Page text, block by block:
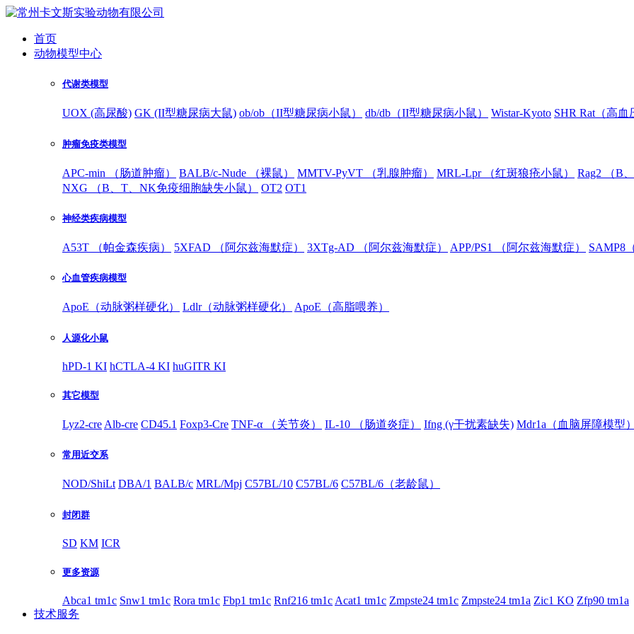
首页
动物模型中心
代谢类模型
UOX (高尿酸) GK (II型糖尿病大鼠) ob/ob（II型糖尿病小鼠） db/db（II型糖尿病小鼠） Wistar-Kyoto SHR Rat（高血
肿瘤免疫类模型
APC-min （肠道肿瘤） BALB/c-Nude （裸鼠） MMTV-PyVT （乳腺肿瘤） MRL-Lpr （红斑狼疮小鼠） Rag2 （B
NXG （B、T、NK免疫细胞缺失小鼠）
OT2 OT1
神经类疾病模型
A53T （帕金森疾病） 5XFAD （阿尔兹海默症） 3XTg-AD （阿尔兹海默症） APP/PS1 （阿尔兹海默症） SAMP8
心血管疾病模型
ApoE（动脉粥样硬化） Ldlr（动脉粥样硬化） ApoE（高脂喂养）
人源化小鼠
hPD-1 KI hCTLA-4 KI huGITR KI
其它模型
Lyz2-cre Alb-cre CD45.1 Foxp3-Cre TNF-α （关节炎） IL-10 （肠道炎症） Ifng (γ干扰素缺失) Mdr1a（血脑屏障模型）
常用近交系
NOD/ShiLt DBA/1 BALB/c MRL/Mpj C57BL/10 C57BL/6 C57BL/6（老龄鼠）
封闭群
SD KM ICR
更多资源
Abca1 tm1c Snw1 tm1c Rora tm1c Fbp1 tm1c Rnf216 tm1c Acat1 tm1c Zmpste24 tm1c Zmpste24 tm1a Zic1 KO Zfp90 tm1a
技术服务